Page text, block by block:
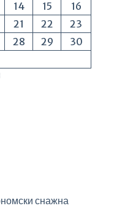
14 15
16
21 22
23
28 29
30
снажна